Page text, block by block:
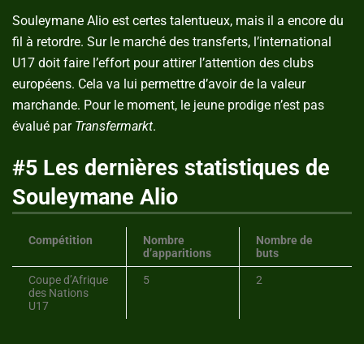
Souleymane Alio est certes talentueux, mais il a encore du
fil à retordre. Sur le marché des transferts, l’international
U17 doit faire l’effort pour attirer l’attention des clubs
européens. Cela va lui permettre d’avoir de la valeur
marchande. Pour le moment, le jeune prodige n’est pas
évalué par Transfermarkt.
#5 Les dernières statistiques de
Souleymane Alio
Compétition
Nombre
d’apparitions
Nombre de
buts
Coupe d’Afrique
des Nations
U17
5 2